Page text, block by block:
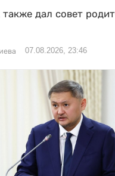
также дал совет
07.08.2026, 23:46